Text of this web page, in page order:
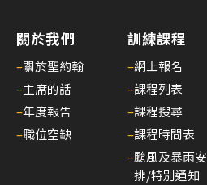
關於我們
–關於聖約翰
–主席的話
–年度報告
–職位空缺
訓練課程
–網上報名
–課程列表
–課程搜尋
–課程時間表
–颱風及暴雨安
排/特別通知